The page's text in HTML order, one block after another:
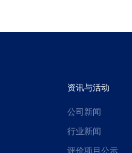
资讯与活动
公司新闻
行业新闻
评价项目公示